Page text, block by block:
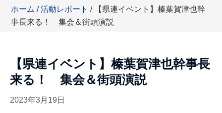
ホーム /活動レポート / 【県連イベント】榛葉賀津也幹
事長来る！ 集会＆街頭演説
【県連イベント】榛葉賀津也幹事長
来る！ 集会＆街頭演説
2023年3月19日